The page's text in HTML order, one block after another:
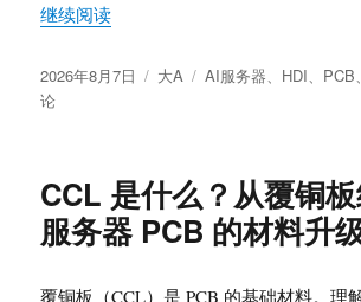
业
的
主
线
继续阅读“AI 服务器 PCB 是什么？计算
发
布
2026年8月7日
分
大A
标
AI服务器、 HDI、 PCB、
论
CCL 是什么？从覆铜
服务器 PCB 的材料升
覆铜板（CCL）是 PCB 的基础材料。理